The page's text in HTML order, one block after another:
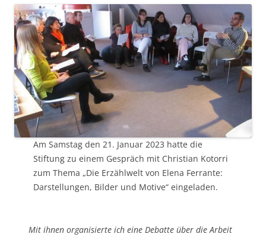
Am Samstag den 21. Januar 2023 hatte die
Stiftung zu einem Gespräch mit Christian Kotorri
zum Thema „Die Erzählwelt von Elena Ferrante:
Darstellungen, Bilder und Motive“ eingeladen.
Mit ihnen organisierte ich eine Debatte über die Arbeit